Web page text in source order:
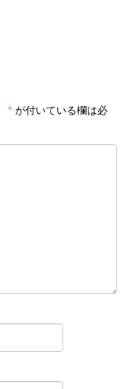
* が付いている欄は必